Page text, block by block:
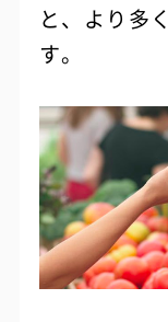
と、より多
す。